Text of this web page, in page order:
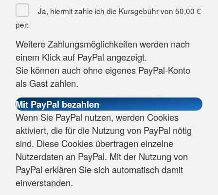
Ja, hiermit zahle ich die Kursgebühr von 50,00 €
per:
Weitere Zahlungsmöglichkeiten werden nach
einem Klick auf PayPal angezeigt.
Sie können auch ohne eigenes PayPal-Konto
als Gast zahlen.
Wenn Sie PayPal nutzen, werden Cookies
aktiviert, die für die Nutzung von PayPal nötig
sind. Diese Cookies übertragen einzelne
Nutzerdaten an PayPal. Mit der Nutzung von
PayPal erklären Sie sich automatisch damit
einverstanden.